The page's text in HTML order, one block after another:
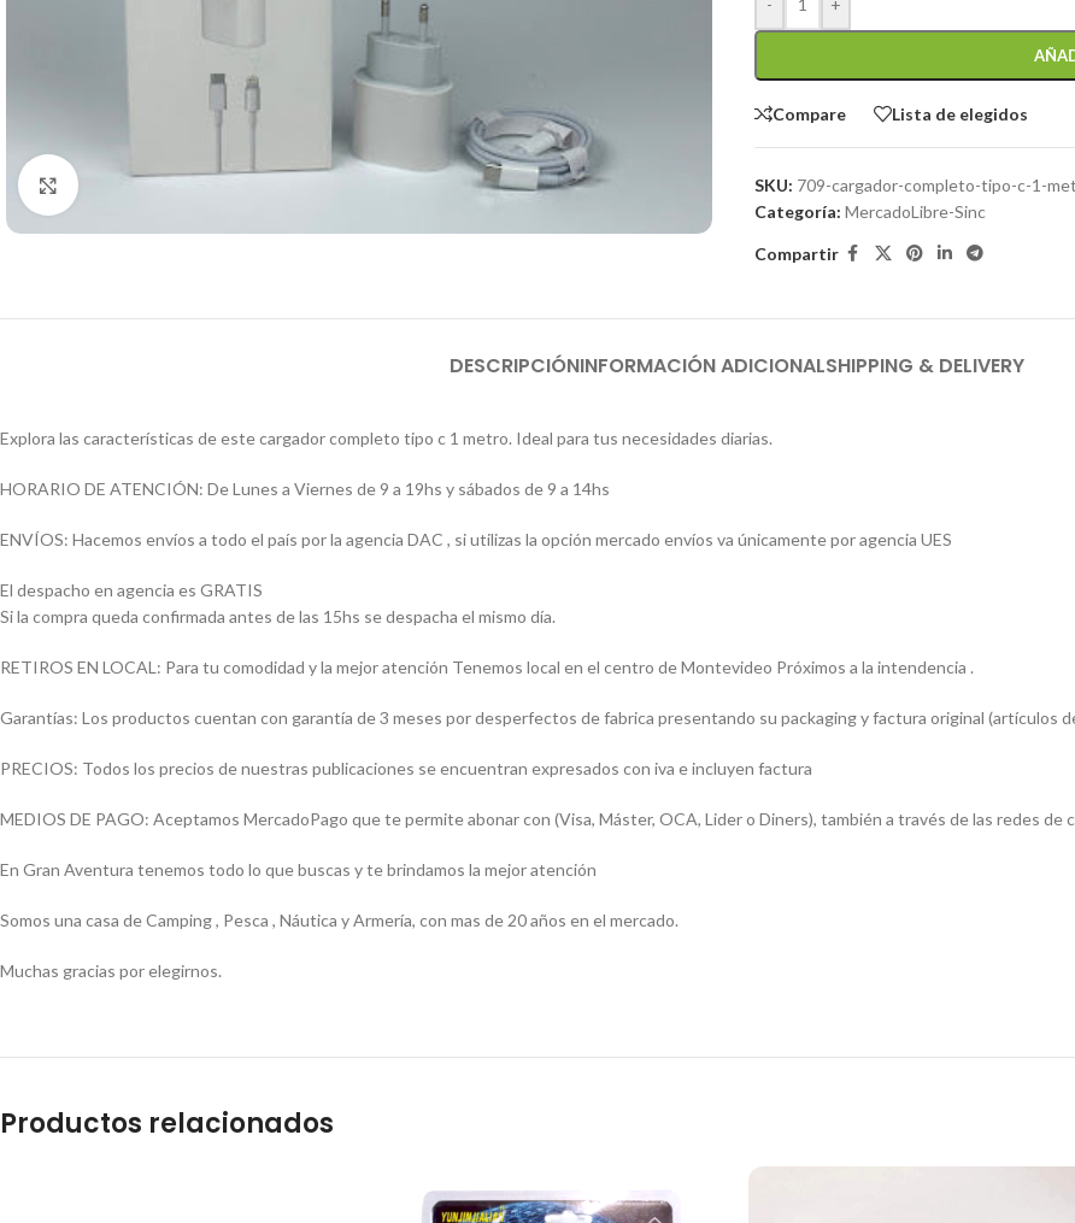
Click to enlarge
- +
Compare Lista de elegidos
SKU: 709-cargador-completo-tipo-c-1-
Categoría: MercadoLibre-Sinc
Compartir
DESCRIPCIÓNINFORMACIÓN ADICIONALSHIPPING & DELIVERY
Explora las características de este cargador completo tipo c 1 metro. Ideal para tus necesidades diarias.
HORARIO DE ATENCIÓN: De Lunes a Viernes de 9 a 19hs y sábados de 9 a 14hs
ENVÍOS: Hacemos envíos a todo el país por la agencia DAC , si utilizas la opción mercado envíos va únicamente por agencia UES
El despacho en agencia es GRATIS
Si la compra queda confirmada antes de las 15hs se despacha el mismo día.
RETIROS EN LOCAL: Para tu comodidad y la mejor atención Tenemos local en el centro de Montevideo Próximos a la intendencia .
Garantías: Los productos cuentan con garantía de 3 meses por desperfectos de fabrica presentando su packaging y factura original (artículos
PRECIOS: Todos los precios de nuestras publicaciones se encuentran expresados con iva e incluyen factura
MEDIOS DE PAGO: Aceptamos MercadoPago que te permite abonar con (Visa, Máster, OCA, Lider o Diners), también a través de las redes de
En Gran Aventura tenemos todo lo que buscas y te brindamos la mejor atención
Somos una casa de Camping , Pesca , Náutica y Armería, con mas de 20 años en el mercado.
Muchas gracias por elegirnos.
Productos relacionados